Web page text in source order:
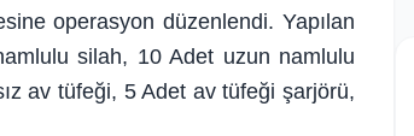
operasyon düzenlendi. Yapılan
silah, 10 Adet uzun namlulu
av tüfeği, 5 Adet av tüfeği şarjörü,